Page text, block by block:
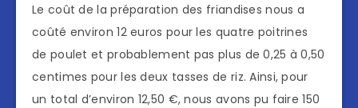
Le coût de la préparation des friandises nous a
coûté environ 12 euros pour les quatre poitrines
de poulet et probablement pas plus de 0,25 à 0,50
centimes pour les deux tasses de riz. Ainsi, pour
un total d’environ 12,50 €, nous avons pu faire 150